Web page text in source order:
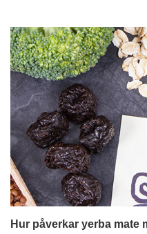
Hur påverkar yerba mate